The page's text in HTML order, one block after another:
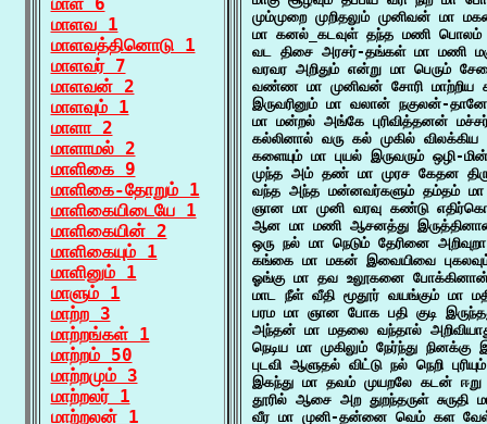
மாளவ 1
மாளவத்தினொடு 1
மாளவர் 7
மாளவன் 2
மாளவும் 1
மாளா 2
மாளாமல் 2
மாளிகை 9
மாளிகை-தோறும் 1
மாளிகையிடையே 1
மாளிகையின் 2
மாளிகையும் 1
மாளினும் 1
மாளும் 1
மாற்ற 3
மாற்றங்கள் 1
மாற்றம் 50
மாற்றமும் 3
மாற்றலர் 1
மாற்றலன் 1
மும்முறை முறிதலும் முனிவன் மா
மா கனல்_கடவுள் தந்த மணி
வட திசை அரசர்-தங்கள் மா மணி
வரவர அறிதும் என்று மா பெரும்
வண்ண மா முனிவன் சோரி மாற்றிய
இருவரினும் மா வலான் நகுலன்-
மா மன்றல் அங்கே புரிவித்தனன்
கல்லினால் வரு கல் முகில்
களையும் மா புயல் இருவரும் ஒழி-
முந்த அம் தண் மா முரச கேதன
வந்த அந்த மன்னவர்களும் தம்தம்
ஞான மா முனி வரவு கண்டு
ஆன மா மணி ஆசனத்து
ஒரு நல் மா நெடும் தேரினை
கங்கை மா மகன் இவையிவை
ஓங்கு மா தவ உலூகனை
மாட நீள் வீதி மூதூர் வயங்கும் மா
பரம மா ஞான போக பதி குடி
அந்தன் மா மதலை வந்தால்
நெடிய மா முகிலும் நேர்ந்து
புடவி ஆளுதல் விட்டு நல் நெறி
இகந்து மா தவம் முயறலே கடன்
தூரில் ஆசை அற துறந்தருள்
வீர மா முனி-தன்னை வெம் கள